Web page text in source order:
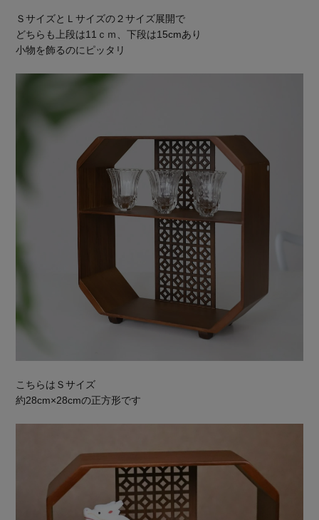
ＳサイズとＬサイズの２サイズ展開で
どちらも上段は11ｃｍ、下段は15cmあり
小物を飾るのにピッタリ
こちらはＳサイズ
約28cm×28cmの正方形です